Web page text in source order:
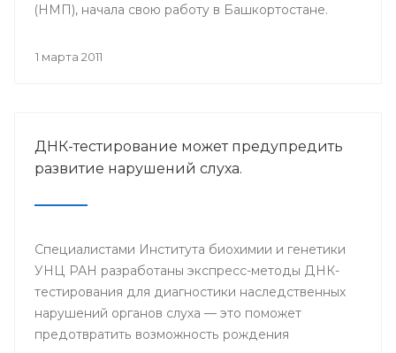
(НМП), начала свою работу в Башкортостане.
1 марта 2011
ДНК-тестирование может предупредить
развитие нарушений слуха.
Специалистами Института биохимии и генетики
УНЦ РАН разработаны экспресс-методы ДНК-
тестирования для диагностики наследственных
нарушений органов слуха — это поможет
предотвратить возможность рождения